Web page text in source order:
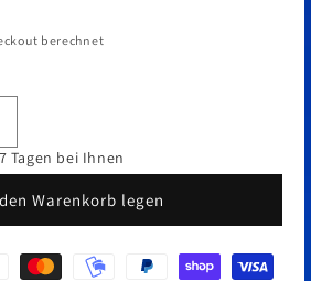
berechnet
Tagen bei Ihnen
Warenkorb legen